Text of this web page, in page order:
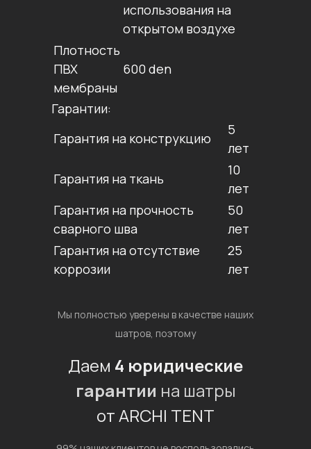
использования на
открытом воздухе
Плотность
ПВХ
мембраны
600 den
Гарантии:
Гарантия на конструкцию
5
лет
Гарантия на ткань
10
лет
Гарантия на прочность
сварного шва
50
лет
Гарантия на отсутствие
коррозии
25
лет
Мы полностью уверены в качестве наших
шатров, поэтому
Даем 4 юридические
гарантии на шатры
от ARCHI TENT